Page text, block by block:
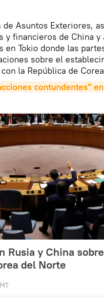
Asuntos Exteriores,
y financieros de China y
en Tokio donde las
sobre el
la República de
contundentes"
Rusia y China
del Norte